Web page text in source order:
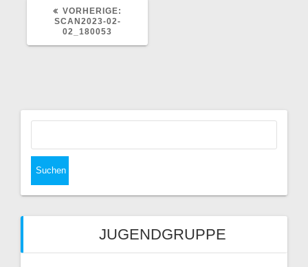
VORHERIGE:
SCAN2023-02-
02_180053
JUGENDGRUPPE